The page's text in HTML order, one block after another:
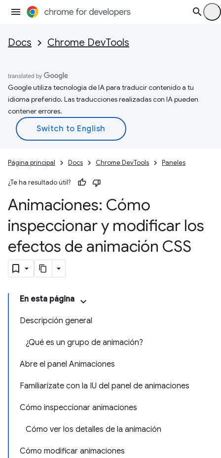
Docs Chrome DevTools
Google utiliza tecnología de IA para traducir contenido a tu
idioma preferido. Las traducciones realizadas con IA pueden
contener errores.
Página principal Docs Chrome DevTools Paneles
¿Te ha resultado útil?
Animaciones: Cómo
inspeccionar y modificar los
efectos de animación CSS
En esta página
Descripción general
¿Qué es un grupo de animación?
Abre el panel Animaciones
Familiarízate con la IU del panel de animaciones
Cómo inspeccionar animaciones
Cómo ver los detalles de la animación
Cómo modificar animaciones